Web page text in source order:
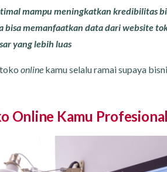
mampu meningkatkan kredibilitas
bisa memanfaatkan data dari website
yang lebih luas
toko online kamu selalu ramai supaya
Online Kamu Profesional